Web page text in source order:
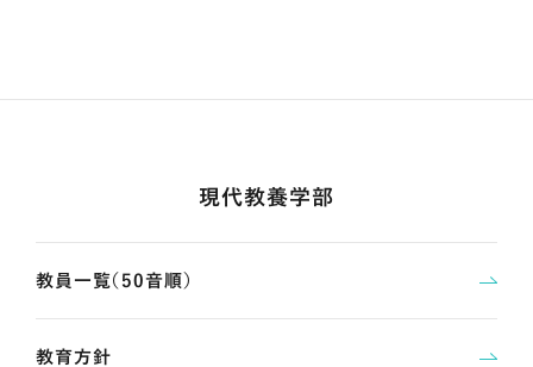
現代教養学部
教員一覧（50音順）
教育方針